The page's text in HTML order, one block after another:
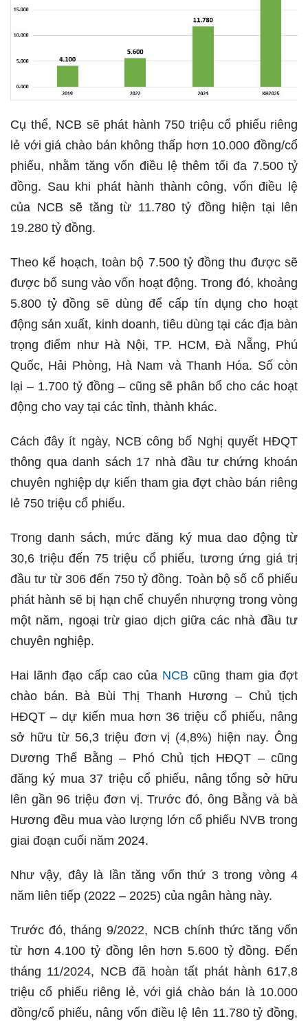
Cụ thể, NCB sẽ phát hành 750 triệu cổ phiếu riêng
lẻ với giá chào bán không thấp hơn 10.000 đồng/cổ
phiếu, nhằm tăng vốn điều lệ thêm tối đa 7.500 tỷ
đồng. Sau khi phát hành thành công, vốn điều lệ
của NCB sẽ tăng từ 11.780 tỷ đồng hiện tại lên
19.280 tỷ đồng.
Theo kế hoạch, toàn bộ 7.500 tỷ đồng thu được sẽ
được bổ sung vào vốn hoạt động. Trong đó, khoảng
5.800 tỷ đồng sẽ dùng để cấp tín dụng cho hoạt
động sản xuất, kinh doanh, tiêu dùng tại các địa bàn
trọng điểm như Hà Nội, TP. HCM, Đà Nẵng, Phú
Quốc, Hải Phòng, Hà Nam và Thanh Hóa. Số còn
lại – 1.700 tỷ đồng – cũng sẽ phân bổ cho các hoạt
động cho vay tại các tỉnh, thành khác.
Cách đây ít ngày, NCB công bố Nghị quyết HĐQT
thông qua danh sách 17 nhà đầu tư chứng khoán
chuyên nghiệp dự kiến tham gia đợt chào bán riêng
lẻ 750 triệu cổ phiếu.
Trong danh sách, mức đăng ký mua dao động từ
30,6 triệu đến 75 triệu cổ phiếu, tương ứng giá trị
đầu tư từ 306 đến 750 tỷ đồng. Toàn bộ số cổ phiếu
phát hành sẽ bị hạn chế chuyển nhượng trong vòng
một năm, ngoại trừ giao dịch giữa các nhà đầu tư
chuyên nghiệp.
Hai lãnh đạo cấp cao của NCB cũng tham gia đợt
chào bán. Bà Bùi Thị Thanh Hương – Chủ tịch
HĐQT – dự kiến mua hơn 36 triệu cổ phiếu, nâng
sở hữu từ 56,3 triệu đơn vị (4,8%) hiện nay. Ông
Dương Thế Bằng – Phó Chủ tịch HĐQT – cũng
đăng ký mua 37 triệu cổ phiếu, nâng tổng sở hữu
lên gần 96 triệu đơn vị. Trước đó, ông Bằng và bà
Hương đều mua vào lượng lớn cổ phiếu NVB trong
giai đoạn cuối năm 2024.
Như vậy, đây là lần tăng vốn thứ 3 trong vòng 4
năm liên tiếp (2022 – 2025) của ngân hàng này.
Trước đó, tháng 9/2022, NCB chính thức tăng vốn
từ hơn 4.100 tỷ đồng lên hơn 5.600 tỷ đồng. Đến
tháng 11/2024, NCB đã hoàn tất phát hành 617,8
triệu cổ phiếu riêng lẻ, với giá chào bán là 10.000
đồng/cổ phiếu, nâng vốn điều lệ lên 11.780 tỷ đồng,